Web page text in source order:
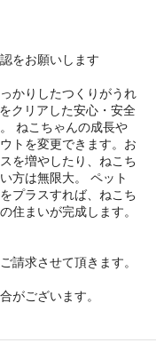
をお願いします
かりしたつくりがうれ
リアした安心・安全
ねこちゃんの成長や
トを変更できます。お
を増やしたり、ねこち
方は無限大。 ペット
プラスすれば、ねこち
住まいが完成します。
請求させて頂きます。
がございます。